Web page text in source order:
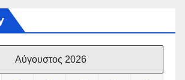
Αύγουστος 2026